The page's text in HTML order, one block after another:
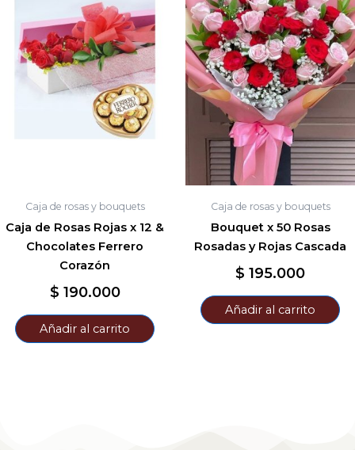
Caja de rosas y bouquets
Caja de Rosas Rojas x 12 &
Chocolates Ferrero
Corazón
$ 190.000
Añadir al carrito
Caja de rosas y bouquets
Bouquet x 50 Rosas
Rosadas y Rojas Cascada
$ 195.000
Añadir al carrito